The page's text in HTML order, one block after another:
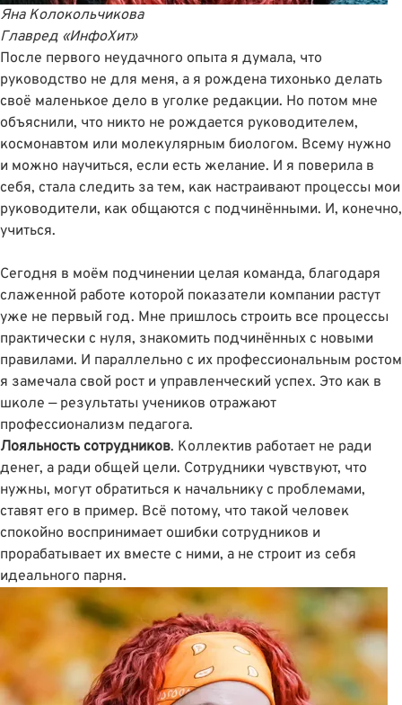
Яна Колокольчикова
Главред «ИнфоХит»
После первого неудачного опыта я думала, что
руководство не для меня, а я рождена тихонько делать
своё маленькое дело в уголке редакции. Но потом мне
объяснили, что никто не рождается руководителем,
космонавтом или молекулярным биологом. Всему нужно
и можно научиться, если есть желание. И я поверила в
себя, стала следить за тем, как настраивают процессы мои
руководители, как общаются с подчинёнными. И, конечно,
учиться.
Сегодня в моём подчинении целая команда, благодаря
слаженной работе которой показатели компании растут
уже не первый год. Мне пришлось строить все процессы
практически с нуля, знакомить подчинённых с новыми
правилами. И параллельно с их профессиональным ростом
я замечала свой рост и управленческий успех. Это как в
школе — результаты учеников отражают
профессионализм педагога.
Лояльность сотрудников. Коллектив работает не ради
денег, а ради общей цели. Сотрудники чувствуют, что
нужны, могут обратиться к начальнику с проблемами,
ставят его в пример. Всё потому, что такой человек
спокойно воспринимает ошибки сотрудников и
прорабатывает их вместе с ними, а не строит из себя
идеального парня.